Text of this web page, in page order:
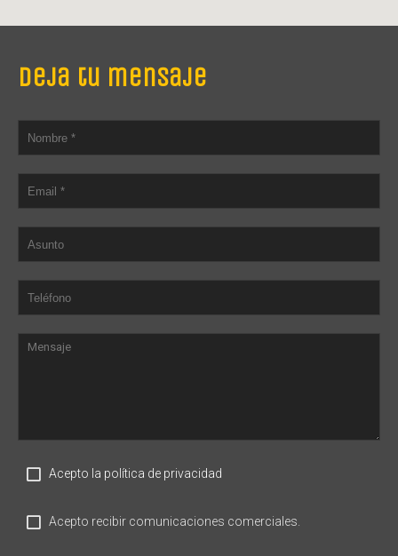
Deja tu mensaje
Acepto la política de privacidad
Acepto recibir comunicaciones comerciales.